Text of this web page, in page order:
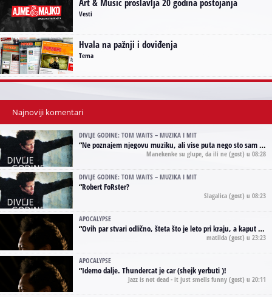
Art & Music proslavlja 20 godina postojanja
Vesti
Hvala na pažnji i doviđenja
Tema
Najnoviji komentari
DIVLJE GODINE: TOM WAITS – MUZIKA I MIT
“Ne poznajem njegovu muziku, ali vise puta nego sto sam to zazeleo gledao sam njegove umjetnicke slike na raznim stranama interneta. Te stoga zakljucujem da je Tom Waits Lady Gaga muzike namrstenih, ma
Manekenke su glupe, da ili ne (gost) u 08:28
DIVLJE GODINE: TOM WAITS – MUZIKA I MIT
“Robert FoRster?
Slagalica (gost) u 08:23
APOCALYPSE
“Ovih par stvari odlično, šteta što je leto pri kraju, a kaput koji te vervoatno podseća na pirotski ćilim je iz tradicije Navaho indijanaca ;)
matilda (gost) u 23:23
APOCALYPSE
“Idemo dalje. Thundercat je car (shejk yerbuti )!
Jazz is not dead - it just smells funny (gost) u 20:11